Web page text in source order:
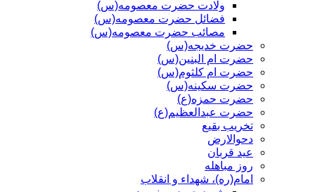
ولادت حضرت معصومه(س)
فضائل حضرت معصومه(س)
مصائب حضرت معصومه(س)
حضرت خدیجه(س)
حضرت ام البنین(س)
حضرت ام کلثوم(س)
حضرت سکینه(س)
حضرت حمزه(ع)
حضرت عبدالعظیم(ع)
تخریب بقیع
دحوالارض
عید قربان
روز مباهله
امام(ره)، شهداء و انقلاب